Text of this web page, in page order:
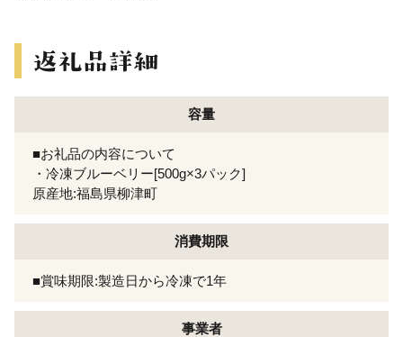
容量
■お礼品の内容について
・冷凍ブルーベリー[500g×3パック]
原産地:福島県柳津町
消費期限
■賞味期限:製造日から冷凍で1年
事業者